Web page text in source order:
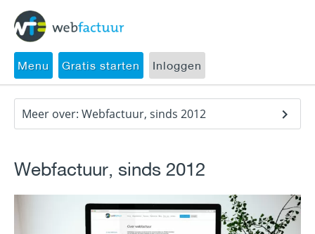
Menu Gratis starten Inloggen
Meer over: Webfactuur, sinds 2012
Webfactuur, sinds 2012